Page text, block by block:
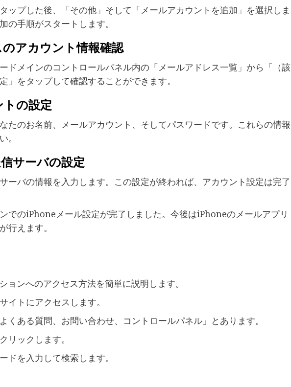
ップした後、「その他」そして「メールアカウントを追加」を選択しま
の手順がスタートします。
アカウント情報確認
ドメインのコントロールパネル内の「メールアドレス一覧」から「（該
」をタップして確認することができます。
の設定
たのお名前、メールアカウント、そしてパスワードです。これらの情報
。
サーバの設定
ーバの情報を入力します。この設定が終われば、アカウント設定は完了
でのiPhoneメール設定が完了しました。今後はiPhoneのメールアプリ
行えます。
ョンへのアクセス方法を簡単に説明します。
イトにアクセスします。
くある質問、お問い合わせ、コントロールパネル」とあります。
リックします。
ドを入力して検索します。